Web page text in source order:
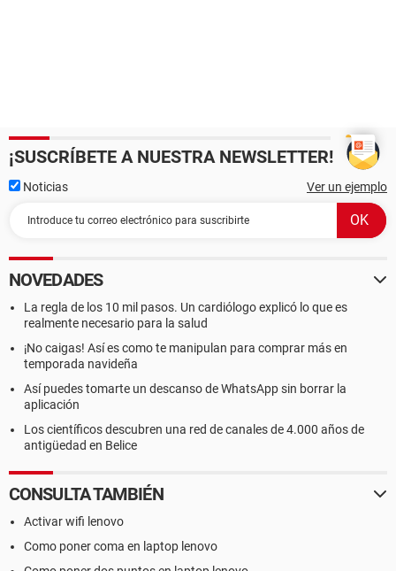
¡SUSCRÍBETE A NUESTRA NEWSLETTER!
Noticias Ver un ejemplo
NOVEDADES
La regla de los 10 mil pasos. Un cardiólogo explicó lo que es
realmente necesario para la salud
¡No caigas! Así es como te manipulan para comprar más en
temporada navideña
Así puedes tomarte un descanso de WhatsApp sin borrar la
aplicación
Los científicos descubren una red de canales de 4.000 años de
antigüedad en Belice
CONSULTA TAMBIÉN
Activar wifi lenovo
Como poner coma en laptop lenovo